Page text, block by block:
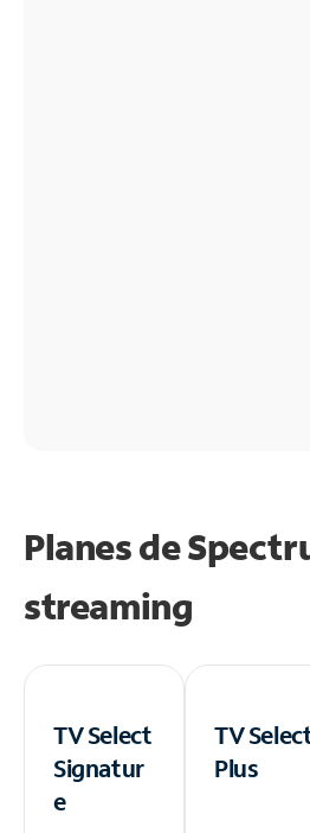
Planes de
streaming
TV Select
Signatur
e
TV
Plus